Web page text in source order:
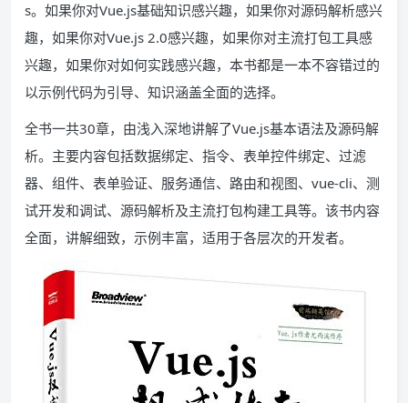
s。如果你对Vue.js基础知识感兴趣，如果你对源码解析感兴
趣，如果你对Vue.js 2.0感兴趣，如果你对主流打包工具感
兴趣，如果你对如何实践感兴趣，本书都是一本不容错过的
以示例代码为引导、知识涵盖全面的选择。
全书一共30章，由浅入深地讲解了Vue.js基本语法及源码解
析。主要内容包括数据绑定、指令、表单控件绑定、过滤
器、组件、表单验证、服务通信、路由和视图、vue-cli、测
试开发和调试、源码解析及主流打包构建工具等。该书内容
全面，讲解细致，示例丰富，适用于各层次的开发者。